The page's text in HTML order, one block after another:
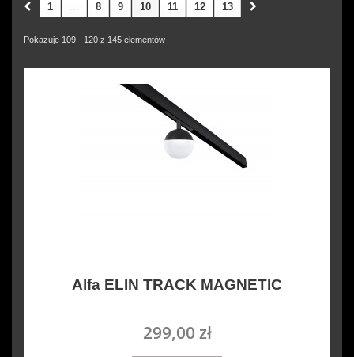
1 8 9 10 11 12 13
Pokazuje 109 - 120 z 145 elementów
Alfa ELIN TRACK MAGNETIC
299,00 zł